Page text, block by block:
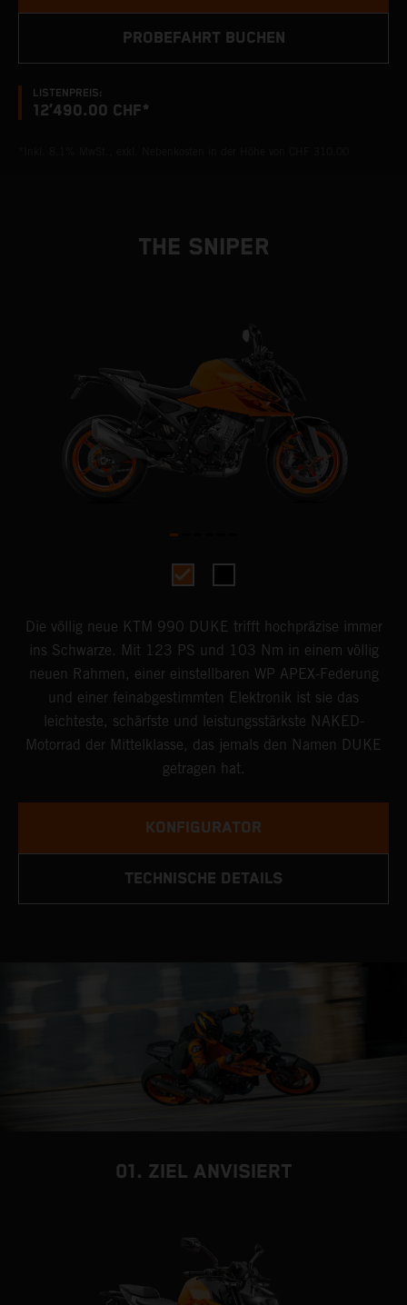
LISTENPREIS:
12’490.00 CHF*
PROBEFAHRT BUCHEN
THE SNIPER
Die völlig neue KTM 990 DUKE trifft hochpräzise immer
ins Schwarze. Mit 123 PS und 103 Nm in einem völlig
neuen Rahmen, einer einstellbaren WP APEX-Federung
und einer feinabgestimmten Elektronik ist sie das
leichteste, schärfste und leistungsstärkste NAKED-
Motorrad der Mittelklasse, das jemals den Namen DUKE
getragen hat.
KONFIGURATOR
TECHNISCHE DETAILS
01. ZIEL ANVISIERT